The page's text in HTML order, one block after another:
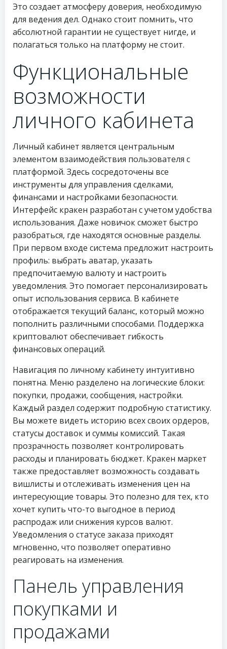
Это создает атмосферу доверия, необходимую
для ведения дел. Однако стоит помнить, что
абсолютной гарантии не существует нигде, и
полагаться только на платформу не стоит.
Функциональные
возможности
личного кабинета
Личный кабинет является центральным
элементом взаимодействия пользователя с
платформой. Здесь сосредоточены все
инструменты для управления сделками,
финансами и настройками безопасности.
Интерфейс кракен разработан с учетом удобства
использования. Даже новичок сможет быстро
разобраться, где находятся основные разделы.
При первом входе система предложит настроить
профиль: выбрать аватар, указать
предпочитаемую валюту и настроить
уведомления. Это помогает персонализировать
опыт использования сервиса. В кабинете
отображается текущий баланс, который можно
пополнить различными способами. Поддержка
криптовалют обеспечивает гибкость
финансовых операций.
Навигация по личному кабинету интуитивно
понятна. Меню разделено на логические блоки:
покупки, продажи, сообщения, настройки.
Каждый раздел содержит подробную статистику.
Вы можете видеть историю всех своих ордеров,
статусы доставок и суммы комиссий. Такая
прозрачность позволяет контролировать
расходы и планировать бюджет. Кракен маркет
также предоставляет возможность создавать
вишлисты и отслеживать изменения цен на
интересующие товары. Это полезно для тех, кто
хочет купить что-то выгодное в период
распродаж или снижения курсов валют.
Уведомления о статусе заказа приходят
мгновенно, что позволяет оперативно
реагировать на изменения.
Панель управления
покупками и
продажами